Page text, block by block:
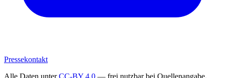
Pressekontakt
Alle Daten unterCC-BY 4.0 — frei nutzbar bei Quellenangabe.